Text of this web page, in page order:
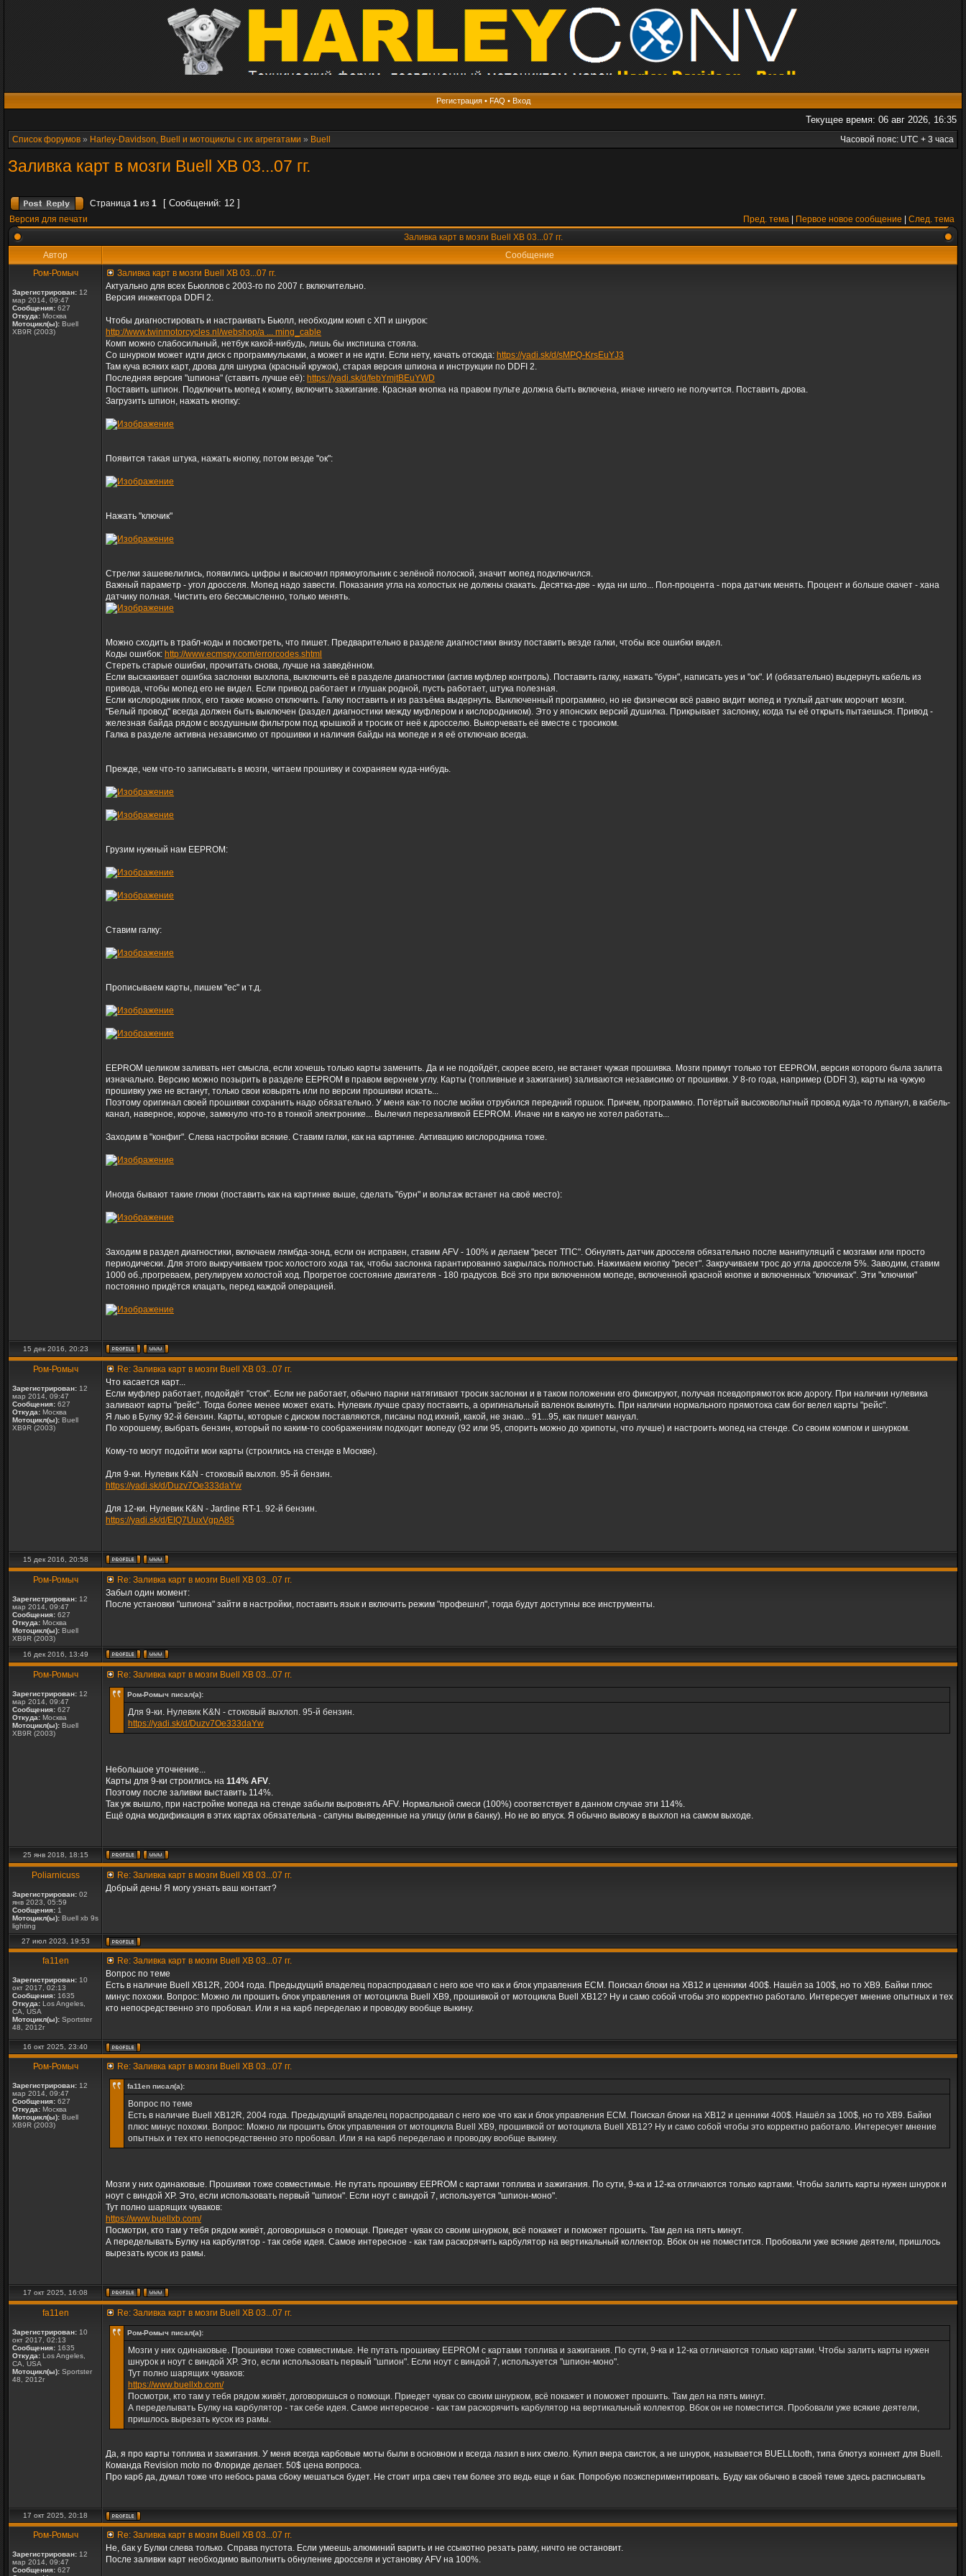
Регистрация• FAQ • Вход
Текущее время: 06 авг 2026, 16:35
Список форумов » Harley-Davidson, Buell и мотоциклы с их агрегатами » Buell Часовой пояс: UTC + 3 часа
Заливка карт в мозги Buell XB 03...07 гг.
Страница 1 из 1 [ Сообщений: 12 ]
Версия для печати Пред. тема Первое новое сообщение
След. тема
Заливка карт в мозги Buell XB 03...07 гг.
Автор
Сообщение
Ром-Ромыч
Зарегистрирован: 12
мар 2014, 09:47
Сообщения: 627
Откуда: Москва
Мотоцикл(ы): Buell
XB9R (2003)
Заливка карт в мозги Buell XB 03...07 гг.
Актуально для всех Бьюллов с 2003-го по 2007 г. включительно.
Версия инжектора DDFI 2.
Чтобы диагностировать и настраивать Бьюлл, необходим комп с ХП и шнурок:
http://www.twinmotorcycles.nl/webshop/a ... ming_cable
Комп можно слабосильный, нетбук какой-нибудь, лишь бы икспишка стояла.
Со шнурком может идти диск с программульками, а может и не идти. Если нету, качать отсюда: https://yadi.sk/d/sMPQ-KrsEuYJ3
Там куча всяких карт, дрова для шнурка (красный кружок), старая версия шпиона и инструкции по DDFI 2.
Последняя версия "шпиона" (ставить лучше её): https://yadi.sk/d/febYmjtBEuYWD
Поставить шпион. Подключить мопед к компу, включить зажигание. Красная кнопка на правом пульте должна быть включена, иначе ничего не получится. Поставить дрова.
Загрузить шпион, нажать кнопку:
Появится такая штука, нажать кнопку, потом везде "ок":
Нажать "ключик"
Стрелки зашевелились, появились цифры и выскочил прямоугольник с зелёной полоской, значит мопед подключился.
Важный параметр - угол дросселя. Мопед надо завести. Показания угла на холостых не должны скакать. Десятка-две - куда ни шло... Пол-процента - пора датчик менять. Процент и больше скачет - хана
датчику полная. Чистить его бессмысленно, только менять.
Можно сходить в трабл-коды и посмотреть, что пишет. Предварительно в разделе диагностики внизу поставить везде галки, чтобы все ошибки видел.
Коды ошибок: http://www.ecmspy.com/errorcodes.shtml
Стереть старые ошибки, прочитать снова, лучше на заведённом.
Если выскакивает ошибка заслонки выхлопа, выключить её в разделе диагностики (актив муфлер контроль). Поставить галку, нажать "бурн", написать yes и "ок". И (обязательно) выдернуть кабель из
привода, чтобы мопед его не видел. Если привод работает и глушак родной, пусть работает, штука полезная.
Если кислородник плох, его также можно отключить. Галку поставить и из разъёма выдернуть. Выключенный программно, но не физически всё равно видит мопед и тухлый датчик морочит мозги.
"Белый провод" всегда должен быть выключен (раздел диагностики между муфлером и кислородником). Это у японских версий душилка. Прикрывает заслонку, когда ты её открыть пытаешься. Привод -
железная байда рядом с воздушным фильтром под крышкой и тросик от неё к дросселю. Выкорчевать её вместе с тросиком.
Галка в разделе активна независимо от прошивки и наличия байды на мопеде и я её отключаю всегда.
Прежде, чем что-то записывать в мозги, читаем прошивку и сохраняем куда-нибудь.
Грузим нужный нам EEPROM:
Ставим галку:
Прописываем карты, пишем "ес" и т.д.
EEPROM целиком заливать нет смысла, если хочешь только карты заменить. Да и не подойдёт, скорее всего, не встанет чужая прошивка. Мозги примут только тот EEPROM, версия которого была залита
изначально. Версию можно позырить в разделе EEPROM в правом верхнем углу. Карты (топливные и зажигания) заливаются независимо от прошивки. У 8-го года, например (DDFI 3), карты на чужую
прошивку уже не встанут, только свои ковырять или по версии прошивки искать...
Поэтому оригинал своей прошивки сохранить надо обязательно. У меня как-то после мойки отрубился передний горшок. Причем, программно. Потёртый высоковольтный провод куда-то лупанул, в кабель-
канал, наверное, короче, замкнуло что-то в тонкой электронике... Вылечил перезаливкой EEPROM. Иначе ни в какую не хотел работать...
Заходим в "конфиг". Слева настройки всякие. Ставим галки, как на картинке. Активацию кислородника тоже.
Иногда бывают такие глюки (поставить как на картинке выше, сделать "бурн" и вольтаж встанет на своё место):
Заходим в раздел диагностики, включаем лямбда-зонд, если он исправен, ставим AFV - 100% и делаем "ресет ТПС". Обнулять датчик дросселя обязательно после манипуляций с мозгами или просто
периодически. Для этого выкручиваем трос холостого хода так, чтобы заслонка гарантированно закрылась полностью. Нажимаем кнопку "ресет". Закручиваем трос до угла дросселя 5%. Заводим, ставим
1000 об.,прогреваем, регулируем холостой ход. Прогретое состояние двигателя - 180 градусов. Всё это при включенном мопеде, включенной красной кнопке и включенных "ключиках". Эти "ключики"
постоянно придётся клацать, перед каждой операцией.
15 дек 2016, 20:23
Ром-Ромыч
Зарегистрирован: 12
мар 2014, 09:47
Сообщения: 627
Откуда: Москва
Мотоцикл(ы): Buell
XB9R (2003)
Re: Заливка карт в мозги Buell XB 03...07 гг.
Что касается карт...
Если муфлер работает, подойдёт "сток". Если не работает, обычно парни натягивают тросик заслонки и в таком положении его фиксируют, получая псевдопрямоток всю дорогу. При наличии нулевика
заливают карты "рейс". Тогда более менее может ехать. Нулевик лучше сразу поставить, а оригинальный валенок выкинуть. При наличии нормального прямотока сам бог велел карты "рейс".
Я лью в Булку 92-й бензин. Карты, которые с диском поставляются, писаны под ихний, какой, не знаю... 91...95, как пишет мануал.
По хорошему, выбрать бензин, который по каким-то соображениям подходит мопеду (92 или 95, спорить можно до хрипоты, что лучше) и настроить мопед на стенде. Со своим компом и шнурком.
Кому-то могут подойти мои карты (строились на стенде в Москве).
Для 9-ки. Нулевик K&N - стоковый выхлоп. 95-й бензин.
https://yadi.sk/d/Duzv7Oe333daYw
Для 12-ки. Нулевик K&N - Jardine RT-1. 92-й бензин.
https://yadi.sk/d/EIQ7UuxVgpA85
15 дек 2016, 20:58
Ром-Ромыч
Зарегистрирован: 12
мар 2014, 09:47
Сообщения: 627
Откуда: Москва
Мотоцикл(ы): Buell
XB9R (2003)
Re: Заливка карт в мозги Buell XB 03...07 гг.
Забыл один момент:
После установки "шпиона" зайти в настройки, поставить язык и включить режим "профешнл", тогда будут доступны все инструменты.
16 дек 2016, 13:49
Ром-Ромыч
Зарегистрирован: 12
мар 2014, 09:47
Сообщения: 627
Откуда: Москва
Мотоцикл(ы): Buell
XB9R (2003)
Re: Заливка карт в мозги Buell XB 03...07 гг.
Ром-Ромыч писал(а):
Для 9-ки. Нулевик K&N - стоковый выхлоп. 95-й бензин.
https://yadi.sk/d/Duzv7Oe333daYw
Небольшое уточнение...
Карты для 9-ки строились на 114% AFV.
Поэтому после заливки выставить 114%.
Так уж вышло, при настройке мопеда на стенде забыли выровнять AFV. Нормальной смеси (100%) соответствует в данном случае эти 114%.
Ещё одна модификация в этих картах обязательна - сапуны выведенные на улицу (или в банку). Но не во впуск. Я обычно вывожу в выхлоп на самом выходе.
25 янв 2018, 18:15
Poliarnicuss
Зарегистрирован: 02
янв 2023, 05:59
Сообщения: 1
Мотоцикл(ы): Buell xb 9s
lighting
Re: Заливка карт в мозги Buell XB 03...07 гг.
Добрый день! Я могу узнать ваш контакт?
27 июл 2023, 19:53
fa11en
Зарегистрирован: 10
окт 2017, 02:13
Сообщения: 1635
Откуда: Los Angeles,
CA, USA
Мотоцикл(ы): Sportster
48, 2012г
Re: Заливка карт в мозги Buell XB 03...07 гг.
Вопрос по теме
Есть в наличие Buell XB12R, 2004 года. Предыдущий владелец пораспродавал с него кое что как и блок управления ECM. Поискал блоки на XB12 и ценники 400$. Нашёл за 100$, но то XB9. Байки плюс
минус похожи. Вопрос: Можно ли прошить блок управления от мотоцикла Buell XB9, прошивкой от мотоцикла Buell XB12? Ну и само собой чтобы это корректно работало. Интересует мнение опытных и тех
кто непосредственно это пробовал. Или я на карб переделаю и проводку вообще выкину.
16 окт 2025, 23:40
Ром-Ромыч
Зарегистрирован: 12
мар 2014, 09:47
Сообщения: 627
Откуда: Москва
Мотоцикл(ы): Buell
XB9R (2003)
Re: Заливка карт в мозги Buell XB 03...07 гг.
fa11en писал(а):
Вопрос по теме
Есть в наличие Buell XB12R, 2004 года. Предыдущий владелец пораспродавал с него кое что как и блок управления ECM. Поискал блоки на XB12 и ценники 400$. Нашёл за 100$, но то XB9. Байки
плюс минус похожи. Вопрос: Можно ли прошить блок управления от мотоцикла Buell XB9, прошивкой от мотоцикла Buell XB12? Ну и само собой чтобы это корректно работало. Интересует мнение
опытных и тех кто непосредственно это пробовал. Или я на карб переделаю и проводку вообще выкину.
Мозги у них одинаковые. Прошивки тоже совместимые. Не путать прошивку EEPROM с картами топлива и зажигания. По сути, 9-ка и 12-ка отличаются только картами. Чтобы залить карты нужен шнурок и
ноут с виндой ХР. Это, если использовать первый "шпион". Если ноут с виндой 7, используется "шпион-моно".
Тут полно шарящих чуваков:
https://www.buellxb.com/
Посмотри, кто там у тебя рядом живёт, договоришься о помощи. Приедет чувак со своим шнурком, всё покажет и поможет прошить. Там дел на пять минут.
А переделывать Булку на карбулятор - так себе идея. Самое интересное - как там раскорячить карбулятор на вертикальный коллектор. Вбок он не поместится. Пробовали уже всякие деятели, пришлось
вырезать кусок из рамы.
17 окт 2025, 16:08
fa11en
Зарегистрирован: 10
окт 2017, 02:13
Сообщения: 1635
Откуда: Los Angeles,
CA, USA
Мотоцикл(ы): Sportster
48, 2012г
Re: Заливка карт в мозги Buell XB 03...07 гг.
Ром-Ромыч писал(а):
Мозги у них одинаковые. Прошивки тоже совместимые. Не путать прошивку EEPROM с картами топлива и зажигания. По сути, 9-ка и 12-ка отличаются только картами. Чтобы залить карты нужен
шнурок и ноут с виндой ХР. Это, если использовать первый "шпион". Если ноут с виндой 7, используется "шпион-моно".
Тут полно шарящих чуваков:
https://www.buellxb.com/
Посмотри, кто там у тебя рядом живёт, договоришься о помощи. Приедет чувак со своим шнурком, всё покажет и поможет прошить. Там дел на пять минут.
А переделывать Булку на карбулятор - так себе идея. Самое интересное - как там раскорячить карбулятор на вертикальный коллектор. Вбок он не поместится. Пробовали уже всякие деятели,
пришлось вырезать кусок из рамы.
Да, я про карты топлива и зажигания. У меня всегда карбовые моты были в основном и всегда лазил в них смело. Купил вчера свисток, а не шнурок, называется BUELLtooth, типа блютуз коннект для Buell.
Команда Revision moto по Флориде делает. 50$ цена вопроса.
Про карб да, думал тоже что небось рама сбоку мешаться будет. Не стоит игра свеч тем более это ведь еще и бак. Попробую поэкспериментировать. Буду как обычно в своей теме здесь расписывать
17 окт 2025, 20:18
Ром-Ромыч
Зарегистрирован: 12
мар 2014, 09:47
Сообщения: 627
Re: Заливка карт в мозги Buell XB 03...07 гг.
Не, бак у Булки слева только. Справа пустота. Если умеешь алюминий варить и не ссыкотно резать раму, ничто не остановит.
После заливки карт необходимо выполнить обнуление дросселя и установку AFV на 100%.